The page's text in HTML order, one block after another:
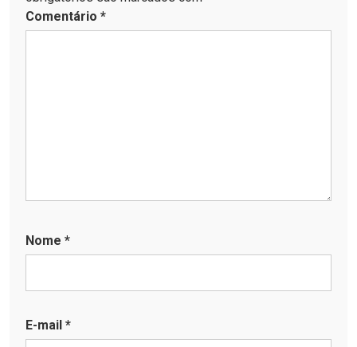
Comentário *
Nome *
E-mail *